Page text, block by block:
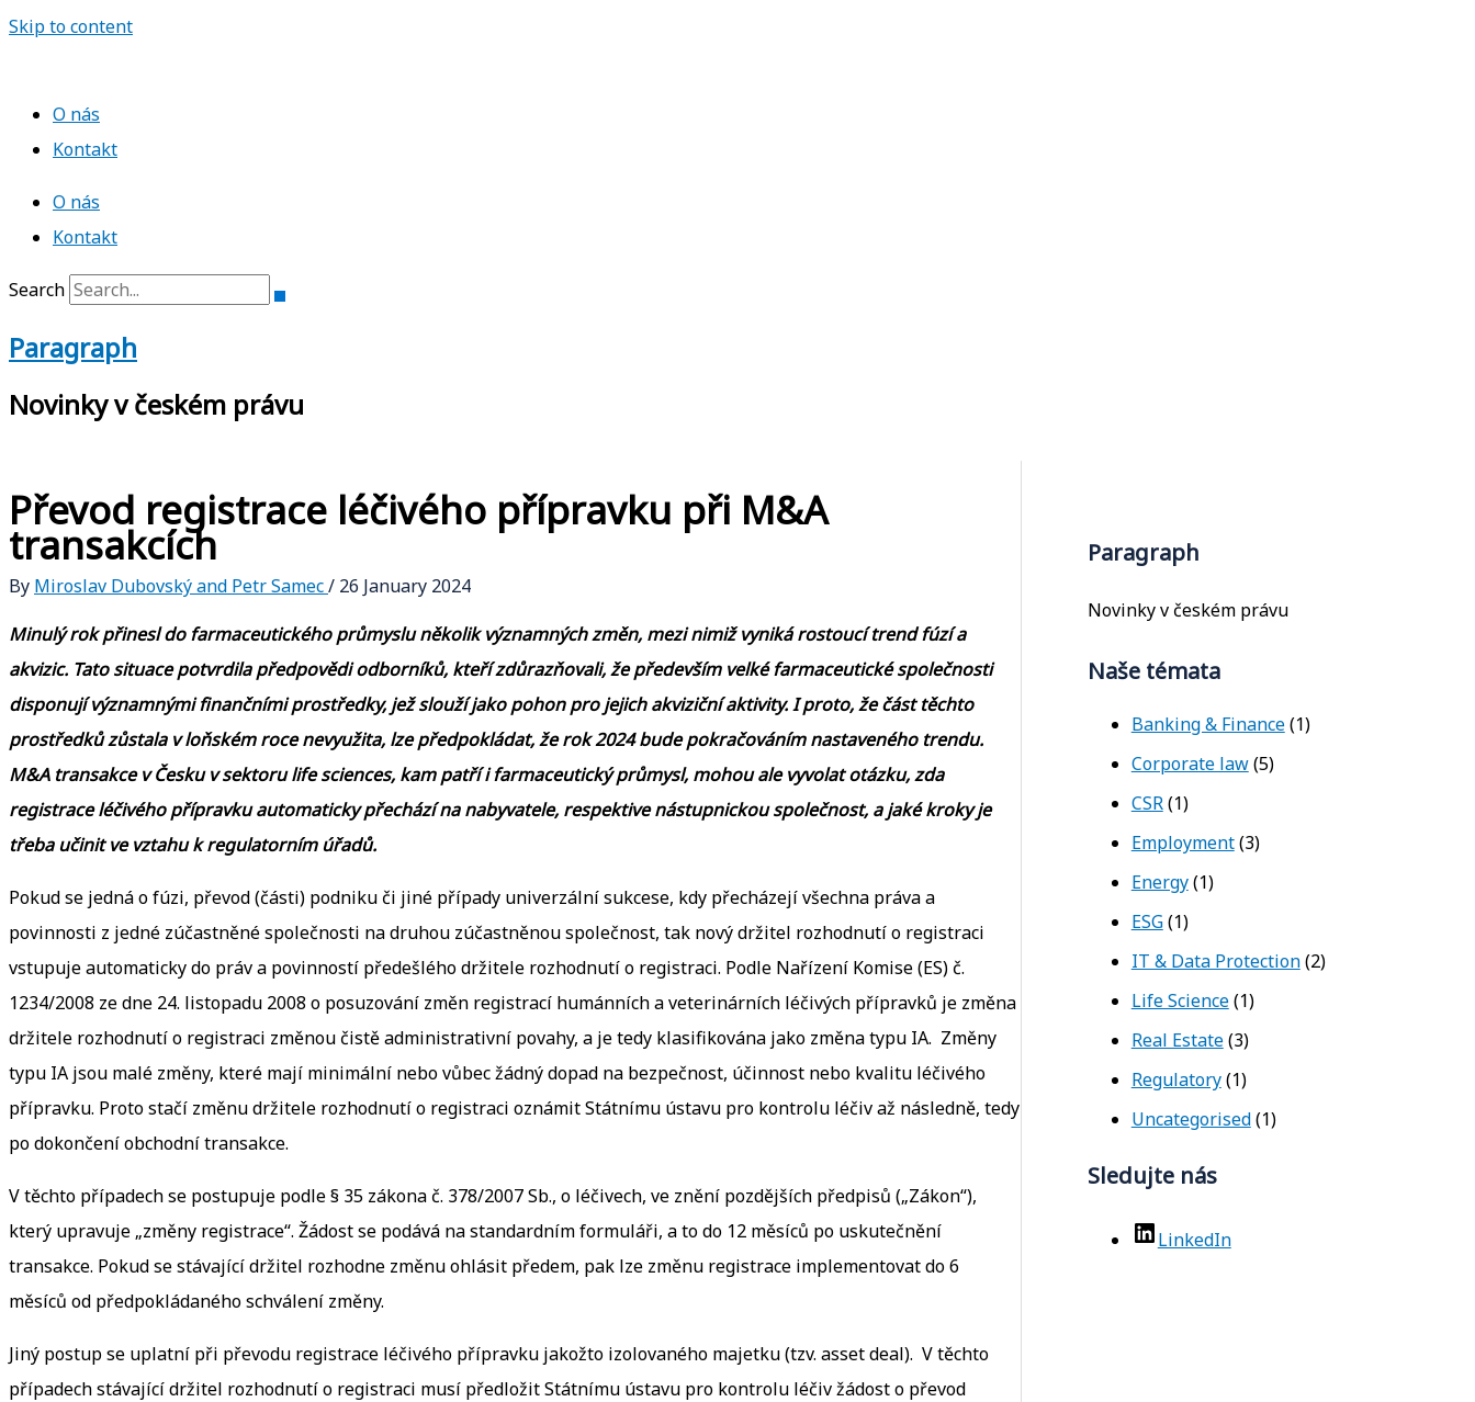
Skip to content
O nás
Kontakt
O nás
Kontakt
Search
Paragraph
Novinky v českém právu
Převod registrace léčivého přípravku při M&A
transakcích
By Miroslav Dubovský and Petr Samec/ 26 January 2024
Minulý rok přinesl do farmaceutického průmyslu několik významných změn, mezi nimiž vyniká rostoucí trend fúzí a
akvizic. Tato situace potvrdila předpovědi odborníků, kteří zdůrazňovali, že především velké farmaceutické společnosti
disponují významnými finančními prostředky, jež slouží jako pohon pro jejich akviziční aktivity. I proto, že část těchto
prostředků zůstala v loňském roce nevyužita, lze předpokládat, že rok 2024 bude pokračováním nastaveného trendu.
M&A transakce v Česku v sektoru life sciences, kam patří i farmaceutický průmysl, mohou ale vyvolat otázku, zda
registrace léčivého přípravku automaticky přechází na nabyvatele, respektive nástupnickou společnost, a jaké kroky je
třeba učinit ve vztahu k regulatorním úřadů.
Pokud se jedná o fúzi, převod (části) podniku či jiné případy univerzální sukcese, kdy přecházejí všechna práva a
povinnosti z jedné zúčastněné společnosti na druhou zúčastněnou společnost, tak nový držitel rozhodnutí o registraci
vstupuje automaticky do práv a povinností předešlého držitele rozhodnutí o registraci. Podle Nařízení Komise (ES) č.
1234/2008 ze dne 24. listopadu 2008 o posuzování změn registrací humánních a veterinárních léčivých přípravků je změna
držitele rozhodnutí o registraci změnou čistě administrativní povahy, a je tedy klasifikována jako změna typu IA. Změny
typu IA jsou malé změny, které mají minimální nebo vůbec žádný dopad na bezpečnost, účinnost nebo kvalitu léčivého
přípravku. Proto stačí změnu držitele rozhodnutí o registraci oznámit Státnímu ústavu pro kontrolu léčiv až následně, tedy
po dokončení obchodní transakce.
V těchto případech se postupuje podle § 35 zákona č. 378/2007 Sb., o léčivech, ve znění pozdějších předpisů („Zákon“),
který upravuje „změny registrace“. Žádost se podává na standardním formuláři, a to do 12 měsíců po uskutečnění
transakce. Pokud se stávající držitel rozhodne změnu ohlásit předem, pak lze změnu registrace implementovat do 6
měsíců od předpokládaného schválení změny.
Jiný postup se uplatní při převodu registrace léčivého přípravku jakožto izolovaného majetku (tzv. asset deal). V těchto
případech stávající držitel rozhodnutí o registraci musí předložit Státnímu ústavu pro kontrolu léčiv žádost o převod
Paragraph
Novinky v českém právu
Naše témata
Banking & Finance(1)
Corporate law(5)
CSR(1)
Employment(3)
Energy(1)
ESG(1)
IT & Data Protection(2)
Life Science(1)
Real Estate(3)
Regulatory(1)
Uncategorised(1)
Sledujte nás
LinkedIn